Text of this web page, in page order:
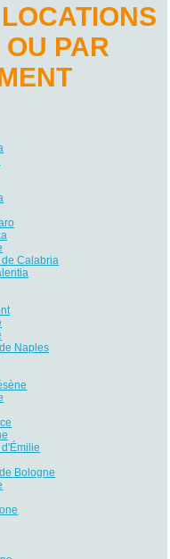
PAR
Calabria
Naples
Bologne